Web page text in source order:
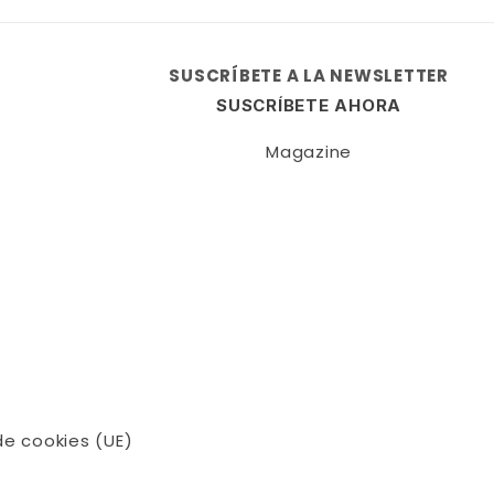
SUSCRÍBETE A LA NEWSLETTER
SUSCRÍBETE AHORA
Magazine
cookies (UE)